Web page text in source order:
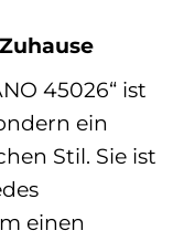
45026“ ist
ein
Stil. Sie ist
einen